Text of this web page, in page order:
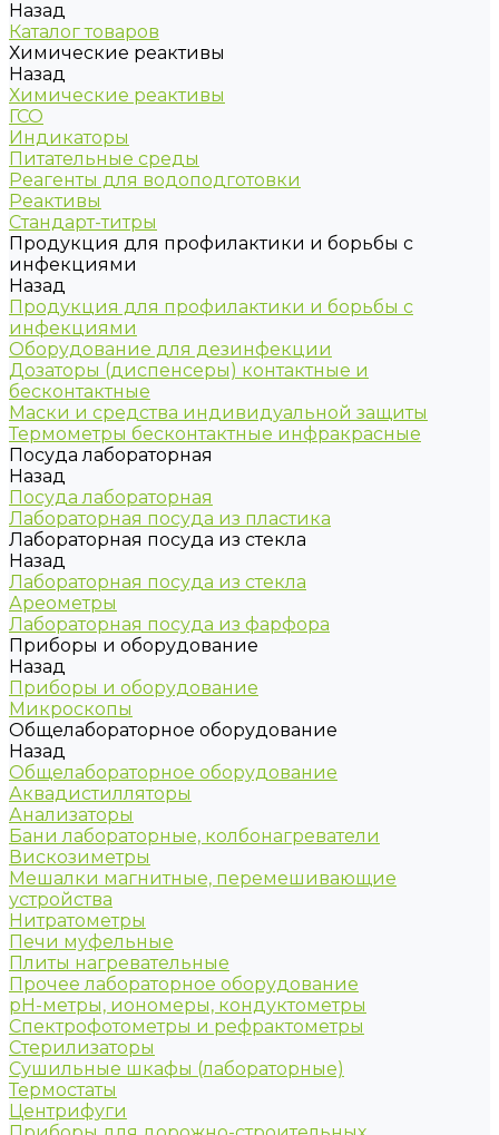
Назад
Каталог товаров
Химические реактивы
Назад
Химические реактивы
ГСО
Индикаторы
Питательные среды
Реагенты для водоподготовки
Реактивы
Стандарт-титры
Продукция для профилактики и борьбы с
инфекциями
Назад
Продукция для профилактики и борьбы с
инфекциями
Оборудование для дезинфекции
Дозаторы (диспенсеры) контактные и
бесконтактные
Маски и средства индивидуальной защиты
Термометры бесконтактные инфракрасные
Посуда лабораторная
Назад
Посуда лабораторная
Лабораторная посуда из пластика
Лабораторная посуда из стекла
Назад
Лабораторная посуда из стекла
Ареометры
Лабораторная посуда из фарфора
Приборы и оборудование
Назад
Приборы и оборудование
Микроскопы
Общелабораторное оборудование
Назад
Общелабораторное оборудование
Аквадистилляторы
Анализаторы
Бани лабораторные, колбонагреватели
Вискозиметры
Мешалки магнитные, перемешивающие
устройства
Нитратометры
Печи муфельные
Плиты нагревательные
Прочее лабораторное оборудование
рН-метры, иономеры, кондуктометры
Спектрофотометры и рефрактометры
Стерилизаторы
Сушильные шкафы (лабораторные)
Термостаты
Центрифуги